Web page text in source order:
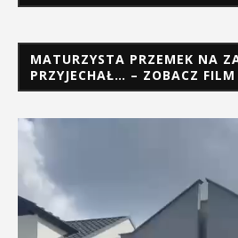
MATURZYSTA PRZEMEK NA
PRZYJECHAŁ… – ZOBACZ FILM
Odtwarzacz